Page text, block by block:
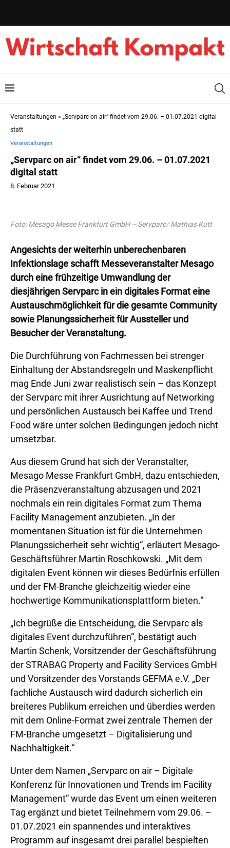
Veranstaltungen » „Servparc on air“ findet vom 29.06. – 01.07.2021 digital
statt
Veranstaltungen
„Servparc on air“ findet vom 29.06. – 01.07.2021
digital statt
8. Februar 2021
Foto: Mesago Messe Frankfurt GmbH – Servparc/ Mathias Kutt
Angesichts der weiterhin unberechenbaren
Infektionslage schafft Messeveranstalter Mesago
durch eine frühzeitige Umwandlung der
diesjährigen Servparc in ein digitales Format eine
Austauschmöglichkeit für die gesamte Community
sowie Planungssicherheit für Aussteller und
Besucher der Veranstaltung.
Die Durchführung von Fachmessen bei strenger
Einhaltung der Abstandsregeln und Maskenpflicht
mag Ende Juni zwar realistisch sein – das Konzept
der Servparc mit ihrer Ausrichtung auf Networking
und persönlichen Austausch bei Kaffee und Trend
Food wäre unter solchen Bedingungen jedoch nicht
umsetzbar.
Aus diesem Grund hat sich der Veranstalter,
Mesago Messe Frankfurt GmbH, dazu entschieden,
die Präsenzveranstaltung abzusagen und 2021
nochmals ein rein digitales Format zum Thema
Facility Management anzubieten. „In der
momentanen Situation ist für die Unternehmen
Planungssicherheit sehr wichtig“, erläutert Mesago-
Geschäftsführer Martin Roschkowski. „Mit dem
digitalen Event können wir dieses Bedürfnis erfüllen
und der FM-Branche gleichzeitig wieder eine
hochwertige Kommunikationsplattform bieten.“
„Ich begrüße die Entscheidung, die Servparc als
digitales Event durchzuführen“, bestätigt auch
Martin Schenk, Vorsitzender der Geschäftsführung
der STRABAG Property and Facility Services GmbH
und Vorsitzender des Vorstands GEFMA e.V. „Der
fachliche Austausch wird dadurch sicherlich ein
breiteres Publikum erreichen und überdies werden
mit dem Online-Format zwei zentrale Themen der
FM-Branche umgesetzt – Digitalisierung und
Nachhaltigkeit.“
Unter dem Namen „Servparc on air – Digitale
Konferenz für Innovationen und Trends im Facility
Management“ wurde das Event um einen weiteren
Tag ergänzt und bietet Teilnehmern vom 29.06. –
01.07.2021 ein spannendes und interaktives
Programm auf insgesamt drei parallel bespielten